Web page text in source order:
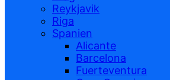
Reykjavik
Riga
Spanien
Alicante
Barcelona
Fuerteventura